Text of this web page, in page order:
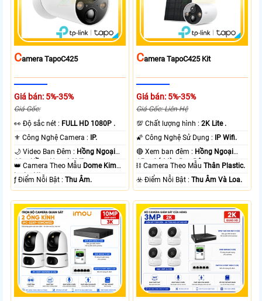
CAmera TapoC425
Giá bán: 5%-35%
Giá Gốc:
️👀 Độ sắc nét : FULL HD 1080P .
⚜️ Công Nghệ Camera :
IP.
🌙 Video Ban Đêm : Hồng Ngoại
10m Hồng Ngoại SMD.
👑 Camera Theo Mẫu Dome Kim
loại + Nhựa.
️ƒ Điểm Nỗi Bật :Thu Âm.
CAmera TapoC425 Kit
Giá bán: 5%-35%
Giá Gốc: Liên Hệ
💯 Chất lượng hình :2K Lite .
🌠 Công Nghệ Sử Dụng :
IP Wifi.
🔴 Xem ban đêm : Hồng Ngoại
15m Có Màu Ban Ðêm.
⛓ Camera Theo MẫuThân Plastic.
️☣️ Điểm Nỗi Bật :Thu Âm Và Loa.